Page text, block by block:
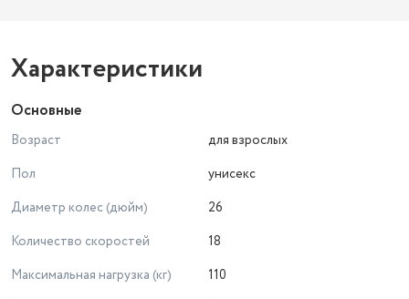
Характеристики
Основные
Возраст
для взрослых
Пол
унисекс
Диаметр колес (дюйм)
26
Количество скоростей
18
Максимальная нагрузка (кг)
110